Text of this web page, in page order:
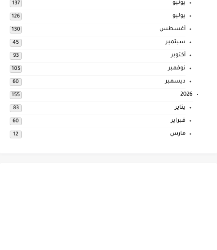
يونيو 137
يوليو 126
أغسطس 130
سبتمبر 45
أكتوبر 93
نوفمبر 105
ديسمبر 60
2026
155
يناير 83
فبراير 60
مارس 12